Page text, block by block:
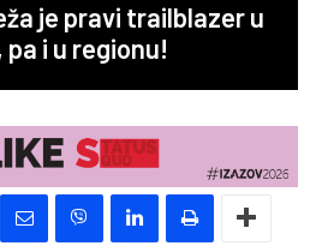
je pravi trailblazer u
pa i u regionu!